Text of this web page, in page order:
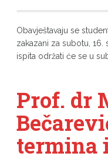
Obavještavaju se
zakazani za subotu,
ispita održati će se u
Prof. dr
termina